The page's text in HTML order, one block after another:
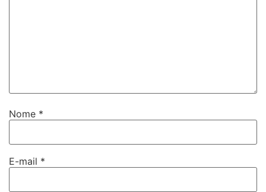
Nome *
E-mail *